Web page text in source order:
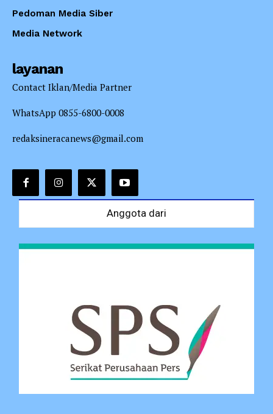
Pedoman Media Siber
Media Network
layanan
Contact Iklan/Media Partner
WhatsApp 0855-6800-0008
redaksineracanews@gmail.com
Anggota dari